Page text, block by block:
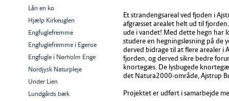
Lån en ko
Hjælp Kirkeuglen
Engfuglefremme
Engfuglefremme i Egense
Engfugle i Nørholm Enge
Nordjysk Naturpleje
Under Lien
Lundgårds bæk
Et strandengsareal ved fjoden i
afgræsset arealet helt ud til
ude i vandet! Med dette hegn har
studere en hegningsløsning på de
derved bidrage til at flere arealer i
fjorden, og derved sikre bedre
knortegæs. De lysbugede
det Natura2000-område, Ajstrup
Projektet er udført i samarbejde